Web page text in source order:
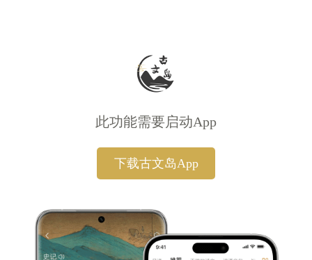
此功能需要启动App
下载古文岛App